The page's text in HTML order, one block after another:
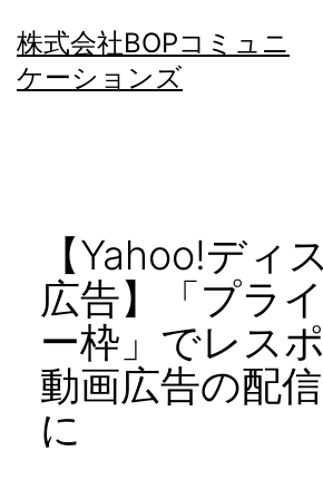
ン
テ
株式会社BOPコミュニ
ケーションズ
【Yahoo!ディ
広告】「プラ
ー枠」でレス
動画広告の配
に